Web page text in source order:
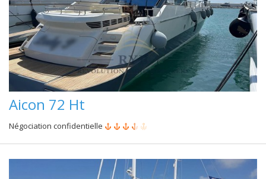
Aicon 72 Ht
Négociation confidentielle